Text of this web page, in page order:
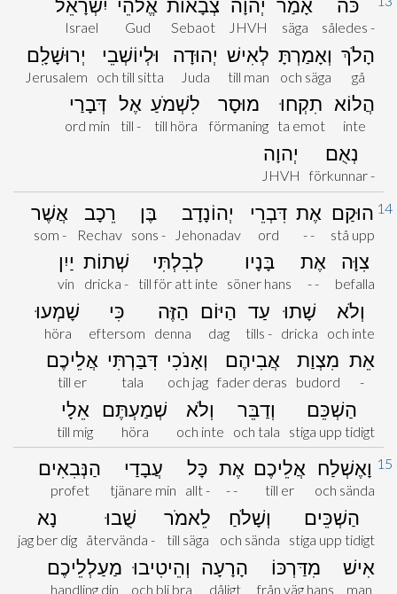
כֹּה
således -
אָמַר
säga
יְהוָה
JHVH
צְבָאוֹת
Sebaot
אֱלֹהֵי
Gud
יִשְׂרָאֵל
Israel
הָלֹךְ
gå
וְאָמַרְתָּ
och säga
לְאִישׁ
till man
יְהוּדָה
Juda
וּלְיוֹשְׁבֵי
och till sitta
יְרוּשָׁלִָם
Jerusalem
הֲלוֹא
inte
תִקְחוּ
ta emot
מוּסָר
förmaning
לִשְׁמֹעַ
till höra
אֶל
till -
דְּבָרַי
ord min
נְאֻם
förkunnar -
יְהוָה
JHVH
14 הוּקַם
stå upp
אֶת
- -
דִּבְרֵי
ord
יְהוֹנָדָב
Jehonadav
בֶּן
sons -
רֵכָב
Rechav
אֲשֶׁר
som -
צִוָּה
befalla
אֶת
- -
בָּנָיו
söner hans
לְבִלְתִּי
till för att inte
שְׁתוֹת
dricka -
יַיִן
vin
וְלֹא
och inte
שָׁתוּ
dricka
עַד
tills -
הַיּוֹם
dag
הַזֶּה
denna
כִּי
eftersom
שָׁמְעוּ
höra
אֵת
-
מִצְוַת
budord
אֲבִיהֶם
fader deras
וְאָנֹכִי
och jag
דִּבַּרְתִּי
tala
אֲלֵיכֶם
till er
הַשְׁכֵּם
stiga upp tidigt
וְדַבֵּר
och tala
וְלֹא
och inte
שְׁמַעְתֶּם
höra
אֵלָי
till mig
15 וָאֶשְׁלַח
och sända
אֲלֵיכֶם
till er
אֶת
- -
כָּל
allt -
עֲבָדַי
tjänare min
הַנְּבִאִים
profet
הַשְׁכֵּים
stiga upp tidigt
וְשָׁלֹחַ
och sända
לֵאמֹר
till säga
שֻׁבוּ
återvända -
נָא
jag ber dig
אִישׁ
man
מִדַּרְכּוֹ
från väg hans
הָרָעָה
dåligt
וְהֵיטִיבוּ
och bli bra
מַעַלְלֵיכֶם
handling din